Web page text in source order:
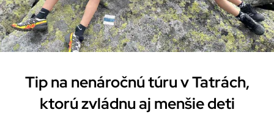
Tip na nenáročnú túru v Tatrách,
ktorú zvládnu aj menšie deti